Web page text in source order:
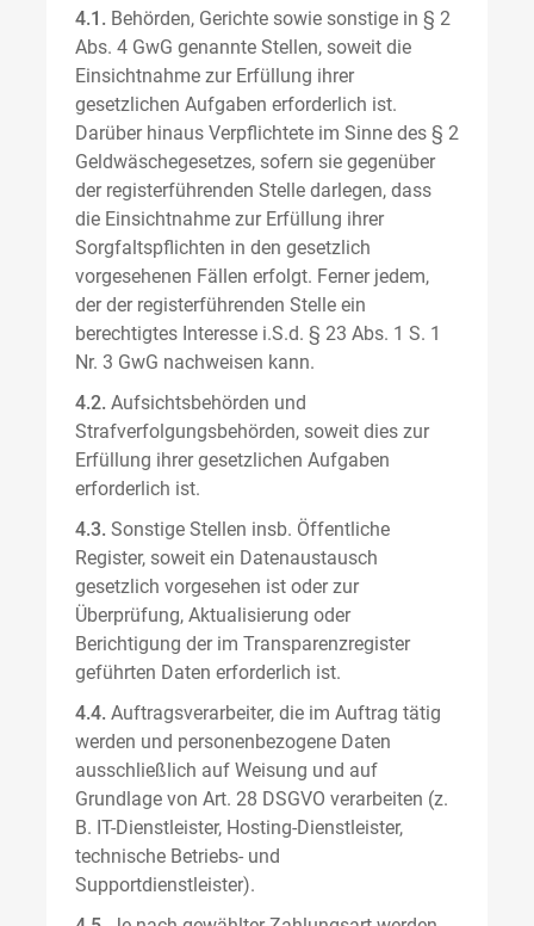
4.1. Behörden, Gerichte sowie sonstige in § 2
Abs. 4 GwG genannte Stellen, soweit die
Einsichtnahme zur Erfüllung ihrer
gesetzlichen Aufgaben erforderlich ist.
Darüber hinaus Verpflichtete im Sinne des § 2
Geldwäschegesetzes, sofern sie gegenüber
der registerführenden Stelle darlegen, dass
die Einsichtnahme zur Erfüllung ihrer
Sorgfaltspflichten in den gesetzlich
vorgesehenen Fällen erfolgt. Ferner jedem,
der der registerführenden Stelle ein
berechtigtes Interesse i.S.d. § 23 Abs. 1 S. 1
Nr. 3 GwG nachweisen kann.
4.2. Aufsichtsbehörden und
Strafverfolgungsbehörden, soweit dies zur
Erfüllung ihrer gesetzlichen Aufgaben
erforderlich ist.
4.3. Sonstige Stellen insb. Öffentliche
Register, soweit ein Datenaustausch
gesetzlich vorgesehen ist oder zur
Überprüfung, Aktualisierung oder
Berichtigung der im Transparenzregister
geführten Daten erforderlich ist.
4.4. Auftragsverarbeiter, die im Auftrag tätig
werden und personenbezogene Daten
ausschließlich auf Weisung und auf
Grundlage von Art. 28 DSGVO verarbeiten (z.
B. IT-Dienstleister, Hosting-Dienstleister,
technische Betriebs- und
Supportdienstleister).